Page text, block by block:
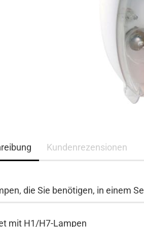
Kundenrezensionen
die Sie benötigen, in einem
mit H1/H7-Lampen